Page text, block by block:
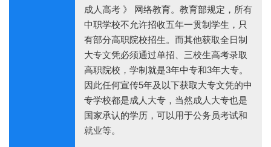
成人高考 》 网络教育。教育部规定，所有
中职学校不允许招收五年一贯制学生，只
有部分高职院校招生。而其他获取全日制
大专文凭必须通过单招、三校生高考录取
高职院校，学制就是3年中专和3年大专。
因此任何宣传5年及以下获取大专文凭的中
专学校都是成人大专，当然成人大专也是
国家承认的学历，可以用于公务员考试和
就业等。